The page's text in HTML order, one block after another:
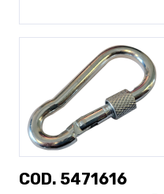
COD. 5471616